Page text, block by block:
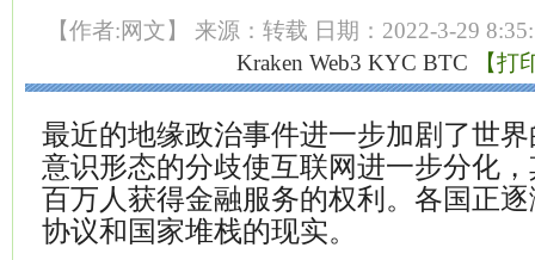
【作者:网文】 来源：转载 日期：2022-3-29
Kraken Web3 KYC BTC 【打
最近的地缘政治事件进一步加剧了世
意识形态的分歧使互联网进一步分化
百万人获得金融服务的权利。各国正
协议和国家堆栈的现实。